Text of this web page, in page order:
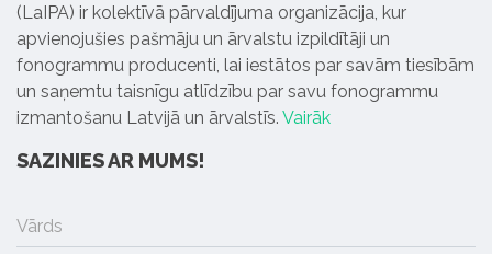
(LaIPA) ir kolektīvā pārvaldījuma organizācija, kur
apvienojušies pašmāju un ārvalstu izpildītāji un
fonogrammu producenti, lai iestātos par savām tiesībām
un saņemtu taisnīgu atlīdzību par savu fonogrammu
izmantošanu Latvijā un ārvalstīs. Vairāk
SAZINIES AR MUMS!
Vārds